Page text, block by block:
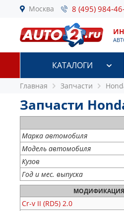
Москва 8 (495) 984-
КАТАЛОГИ
Главная Запчасти
Запчасти
Марка автомобиля
Модель автомобиля
Кузов
Год и мес. выпуска
МОДИФИКАЦИЯ
Cr-v II (RD5) 2.0